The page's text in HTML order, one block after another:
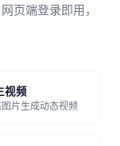
页端登录即用，
视频
片生成动态视频